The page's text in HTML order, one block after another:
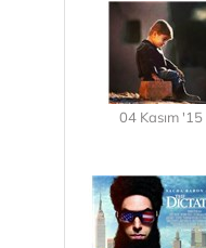
04 Kasım '15